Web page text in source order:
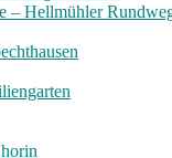
– Hellmühler